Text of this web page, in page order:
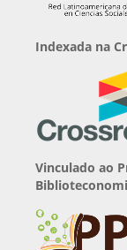
Indexada na
Vinculado ao